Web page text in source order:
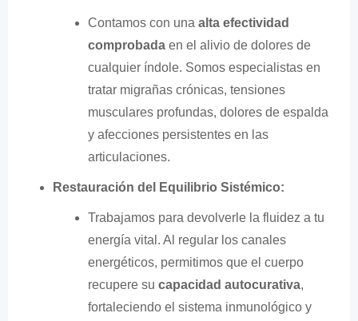
Contamos con una alta efectividad
comprobada en el alivio de dolores de
cualquier índole. Somos especialistas en
tratar migrañas crónicas, tensiones
musculares profundas, dolores de espalda
y afecciones persistentes en las
articulaciones.
Restauración del Equilibrio Sistémico:
Trabajamos para devolverle la fluidez a tu
energía vital. Al regular los canales
energéticos, permitimos que el cuerpo
recupere su capacidad autocurativa,
fortaleciendo el sistema inmunológico y